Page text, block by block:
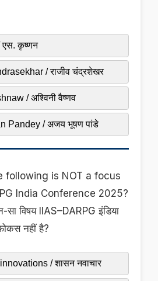
एस. कृष्णन
/ राजीव चंद्रशेखर
/ अश्विनी वैष्णव
Pandey / अजय भूषण पांडे
following is NOT a focus
India Conference 2025?
सा विषय IIAS–DARPG इंडिया
नहीं है?
/ शासन नवाचार